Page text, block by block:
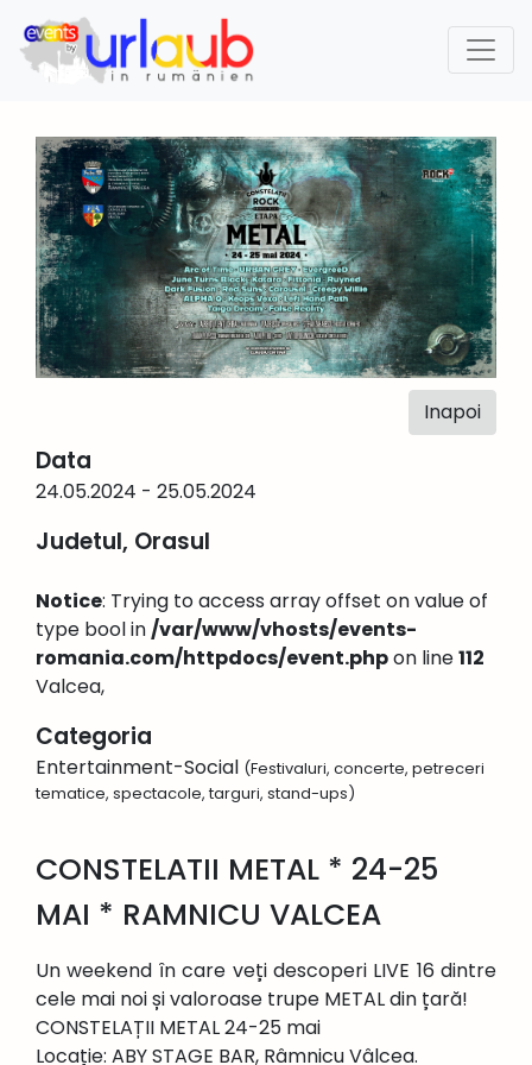
Inapoi
Data
24.05.2024 - 25.05.2024
Judetul, Orasul
Notice: Trying to access array offset on value of
type bool in/var/www/vhosts/events-
romania.com/httpdocs/event.phpon line112
Valcea,
Categoria
Entertainment-Social (Festivaluri, concerte, petreceri
tematice, spectacole, targuri, stand-ups)
CONSTELATII METAL * 24-25
MAI * RAMNICU VALCEA
Un weekend ȋn care veți descoperi LIVE 16 dintre
cele mai noi și valoroase trupe METAL din țară!
CONSTELAȚII METAL 24-25 mai
Locație: ABY STAGE BAR, Râmnicu Vâlcea.